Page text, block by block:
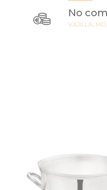
No
VAJILLA,